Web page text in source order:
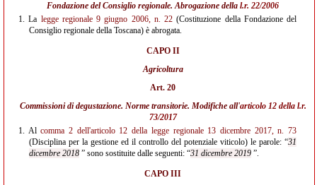
Fondazione del Consiglio regionale. Abrogazione della l.r. 22/2006
1. La legge regionale 9 giugno 2006, n. 22 (Costituzione della Fondazione del
Consiglio regionale della Toscana) è abrogata.
CAPO II
Agricoltura
Art. 20
Commissioni di degustazione. Norme transitorie. Modifiche all'articolo 12 della l.r.
73/2017
1. Alcomma 2 dell'articolo 12 della legge regionale 13 dicembre 2017, n. 73
(Disciplina per la gestione ed il controllo del potenziale viticolo) le parole: “31
dicembre 2018 ” sono sostituite dalle seguenti: “31 dicembre 2019 ”.
CAPO III